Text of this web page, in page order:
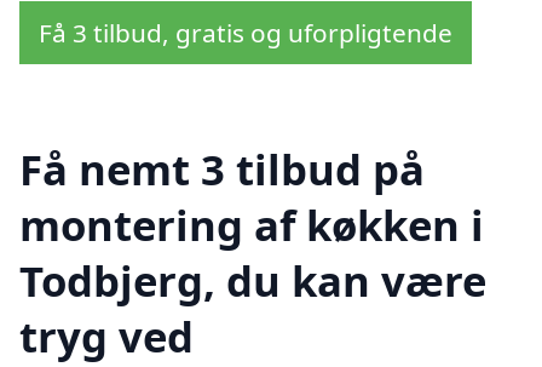
Få 3 tilbud, gratis og uforpligtende
Få nemt 3 tilbud på
montering af køkken i
Todbjerg, du kan være
tryg ved